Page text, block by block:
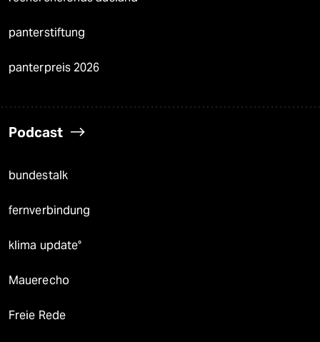
panterstiftung
panterpreis 2026
Podcast
bundestalk
fernverbindung
klima update°
Mauerecho
Freie Rede